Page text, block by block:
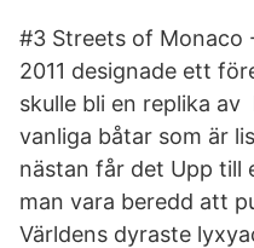
#3 Streets of Monaco
2011 designade ett
skulle bli en replika
vanliga båtar som är
nästan får det Upp till
man vara beredd att
Världens dyraste